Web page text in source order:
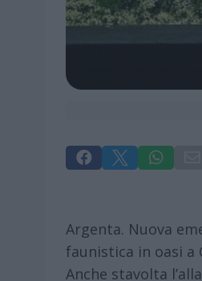
  
Argenta. Nuova
faunistica in oasi a
Anche stavolta